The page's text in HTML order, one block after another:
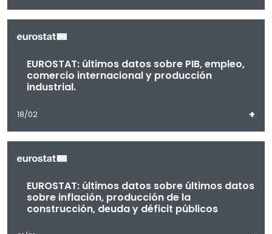
EUROSTAT: últimos datos sobre PIB, empleo,
comercio internacional y producción
industrial.
18/02 +
EUROSTAT: últimos datos sobre últimos datos
sobre inflación, producción de la
construcción, deuda y déficit públicos